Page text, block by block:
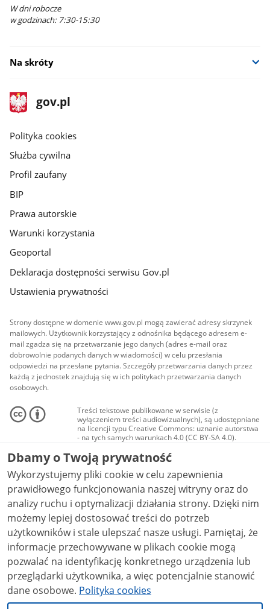
W dni robocze
w godzinach: 7:30-15:30
Na skróty
stopka
gov.pl
Strona
gov.pl
gov.pl
Polityka cookies
Służba cywilna
Profil zaufany
BIP
Prawa autorskie
Warunki korzystania
Geoportal
Deklaracja dostępności serwisu Gov.pl
Ustawienia prywatności
Strony dostępne w domenie www.gov.pl mogą zawierać adresy skrzynek
mailowych. Użytkownik korzystający z odnośnika będącego adresem e-
mail zgadza się na przetwarzanie jego danych (adres e-mail oraz
dobrowolnie podanych danych w wiadomości) w celu przesłania
odpowiedzi na przesłane pytania. Szczegóły przetwarzania danych przez
każdą z jednostek znajdują się w ich politykach przetwarzania danych
osobowych.
Treści tekstowe publikowane w serwisie (z
wyłączeniem treści audiowizualnych), są udostępniane
na licencji typu Creative Commons: uznanie autorstwa
- na tych samych warunkach 4.0 (CC BY-SA 4.0).
Materiały audiowizualne, w tym zdjęcia, materiały
audio i wideo, są udostępniane na licencji typu
Creative Commons: uznanie autorstwa użycie
niekomercyjne - bez utworów zależnych 4.0 (CC BY-
NC-ND 4.0), o ile nie jest to stwierdzone inaczej.
Dbamy o Twoją prywatność
Wykorzystujemy pliki cookie w celu zapewnienia
prawidłowego funkcjonowania naszej witryny oraz do
analizy ruchu i optymalizacji działania strony. Dzięki nim
możemy lepiej dostosować treści do potrzeb
użytkowników i stale ulepszać nasze usługi. Pamiętaj, że
informacje przechowywane w plikach cookie mogą
pozwalać na identyfikację konkretnego urządzenia lub
przeglądarki użytkownika, a więc potencjalnie stanowić
dane osobowe. Polityka cookies